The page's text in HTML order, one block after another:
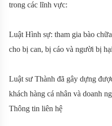
trong các lĩnh vực:
Luật Hình sự: tham gia bào
cho bị can, bị cáo và người bị
Luật sư Thành đã gây dựng
khách hàng cá nhân và doanh
Thông tin liên hệ